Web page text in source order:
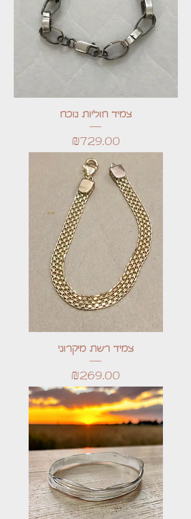
צמיד חוליות נוכח
Price
₪729.00
צמיד רשת מיקרוני
Price
₪269.00